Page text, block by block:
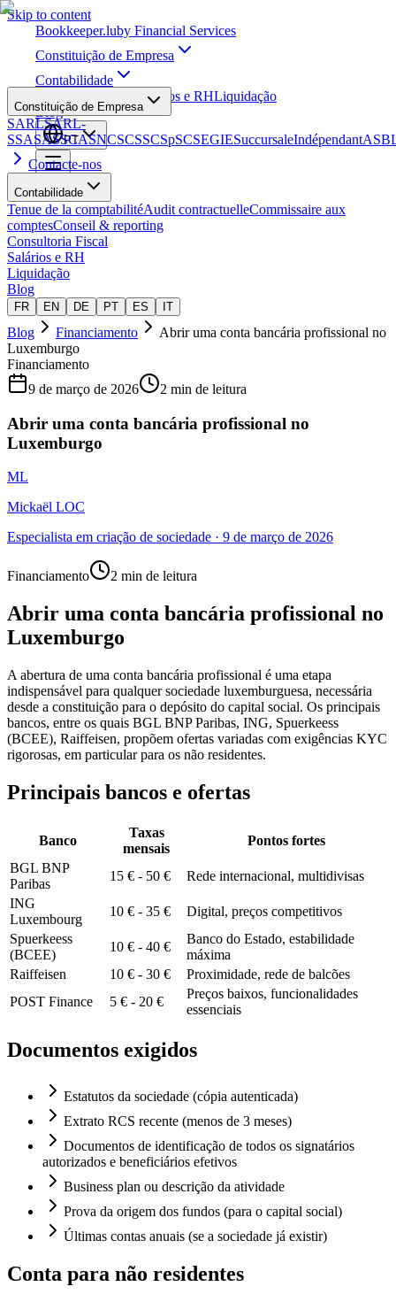
Skip to content
Bookkeeper.luby Financial Services
Constituição de Empresa
Contabilidade
Salários e RHLiquidação
Blog
PT
Constituição de Empresa
SARLSARL-
SSASASSCASNCSCSSCSpSCSEGIESuccursaleIndépendant
Contacte-nos
Contabilidade
Tenue de la comptabilitéAudit contractuelleCommissaire aux
comptesConseil & reporting
Consultoria Fiscal
Salários e RH
Liquidação
Blog
FR EN DE PT ES IT
Blog Financiamento
Abrir uma conta bancária profissional no
Luxemburgo
Financiamento
9 de março de 2026
2 min de leitura
Abrir uma conta bancária profissional no
Luxemburgo
ML
Mickaël LOC
Especialista em criação de sociedade · 9 de março de 2026
Financiamento 2 min de leitura
Abrir uma conta bancária profissional no
Luxemburgo
A abertura de uma conta bancária profissional é uma etapa
indispensável para qualquer sociedade luxemburguesa, necessária
desde a constituição para o depósito do capital social. Os principais
bancos, entre os quais BGL BNP Paribas, ING, Spuerkeess
(BCEE), Raiffeisen, propõem ofertas variadas com exigências KYC
rigorosas, em particular para os não residentes.
Principais bancos e ofertas
Banco
Taxas
mensais
Pontos fortes
BGL BNP
Paribas
15 € - 50 €
Rede internacional, multidivisas
ING
Luxembourg
10 € - 35 €
Digital, preços competitivos
Spuerkeess
(BCEE)
10 € - 40 €
Banco do Estado, estabilidade
máxima
Raiffeisen
10 € - 30 €
Proximidade, rede de balcões
POST Finance
5 € - 20 €
Preços baixos, funcionalidades
essenciais
Documentos exigidos
Estatutos da sociedade (cópia autenticada)
Extrato RCS recente (menos de 3 meses)
Documentos de identificação de todos os signatários
autorizados e beneficiários efetivos
Business plan ou descrição da atividade
Prova da origem dos fundos (para o capital social)
Últimas contas anuais (se a sociedade já existir)
Conta para não residentes